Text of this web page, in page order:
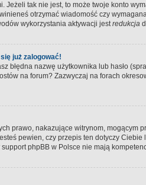
Jeżeli tak nie jest, to może twoje konto
otrzymać wiadomość czy
wykorzystania aktywacji jestredukcja
już zalogować!
błędna nazwę użytkownika lub hasło
na forum? Zazwyczaj na forach
prawo, nakazujące witrynom, mogącym
pewien, czy przepis ten dotyczy
phpBB w Polsce nie mają